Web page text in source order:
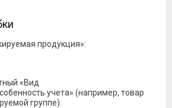
продукция»:
«Вид
учета» (например, товар
группе).